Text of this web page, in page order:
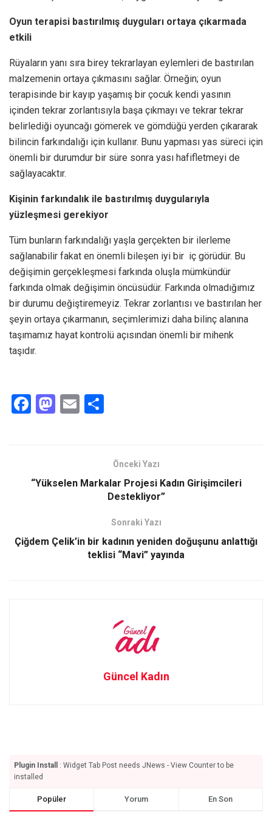
Oyun terapisi bastırılmış duyguları ortaya çıkarmada
etkili
Rüyaların yanı sıra birey tekrarlayan eylemleri de bastırılan
malzemenin ortaya çıkmasını sağlar. Örneğin; oyun
terapisinde bir kayıp yaşamış bir çocuk kendi yasının
içinden tekrar zorlantısıyla başa çıkmayı ve tekrar tekrar
belirlediği oyuncağı gömerek ve gömdüğü yerden çıkararak
bilincin farkındalığı için kullanır. Bunu yapması yas süreci için
önemli bir durumdur bir süre sonra yası hafifletmeyi de
sağlayacaktır.
Kişinin farkındalık ile bastırılmış duygularıyla
yüzleşmesi gerekiyor
Tüm bunların farkındalığı yaşla gerçekten bir ilerleme
sağlanabilir fakat en önemli bileşen iyi bir iç görüdür. Bu
değişimin gerçekleşmesi farkında oluşla mümkündür
farkında olmak değişimin öncüsüdür. Farkında olmadığımız
bir durumu değiştiremeyiz. Tekrar zorlantısı ve bastırılan her
şeyin ortaya çıkarmanın, seçimlerimizi daha bilinç alanına
taşımamız hayat kontrolü açısından önemli bir mihenk
taşıdır.
F
o
M
d
E
Önceki Yazı
“Yükselen Markalar Projesi Kadın Girişimcileri
Destekliyor”
Sonraki Yazı
Çiğdem Çelik’in bir kadının yeniden doğuşunu anlattığı
teklisi “Mavi” yayında
Güncel Kadın
Plugin Install
: Widget Tab Post needs JNews - View Counter to be
installed
Popüler Yorum En Son